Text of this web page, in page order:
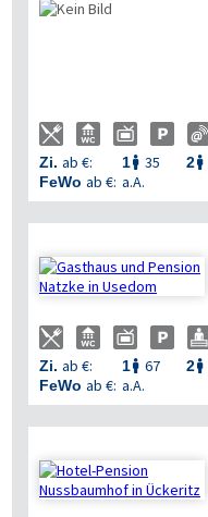
Zi. ab €: 1 35 2
FeWo ab €: a.A.
Zi. ab €: 1 67 2
FeWo ab €: a.A.